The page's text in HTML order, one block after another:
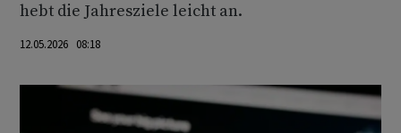
hebt die Jahresziele leicht an.
12.05.2026 08:18